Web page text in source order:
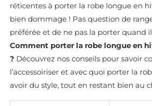
réticentes à porter la robe longue en
bien dommage ! Pas question de
préférée et de ne pas la porter quand
Comment porter la robe longue en
? Découvrez nos conseils pour savoir
l’accessoiriser et avec quoi porter la
avoir du style, tout en restant bien au